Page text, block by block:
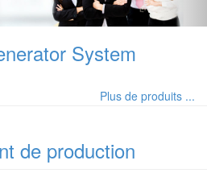
System
Plus de produits ...
de production